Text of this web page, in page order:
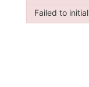
Failed to
Failed to